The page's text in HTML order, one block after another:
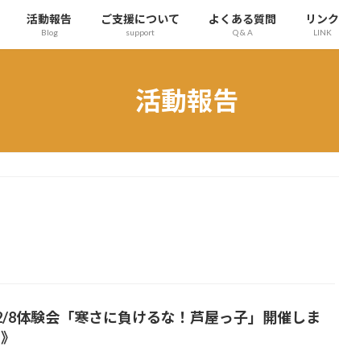
活動報告
Blog
ご支援について
support
よくある質問
Q & A
リンク
LINK
活動報告
8体験会「寒さに負けるな！芦屋っ子」開催しま